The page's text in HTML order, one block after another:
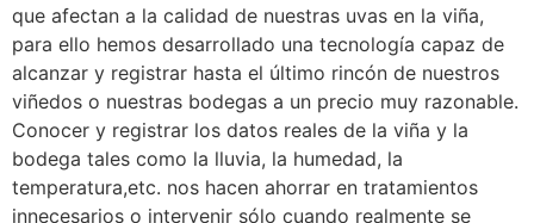
que afectan a la calidad de nuestras uvas en la viña,
para ello hemos desarrollado una tecnología capaz de
alcanzar y registrar hasta el último rincón de nuestros
viñedos o nuestras bodegas a un precio muy razonable.
Conocer y registrar los datos reales de la viña y la
bodega tales como la lluvia, la humedad, la
temperatura,etc. nos hacen ahorrar en tratamientos
innecesarios o intervenir sólo cuando realmente se